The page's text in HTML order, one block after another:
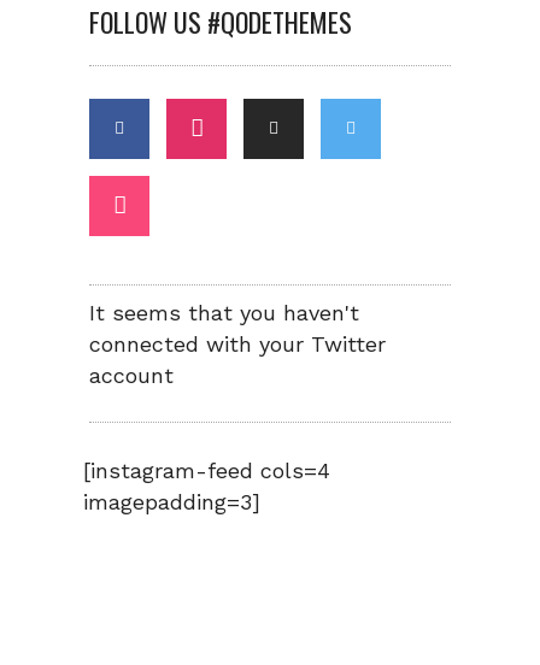
FOLLOW US #QODETHEMES
It seems that you haven't
connected with your Twitter
account
[instagram-feed cols=4
imagepadding=3]